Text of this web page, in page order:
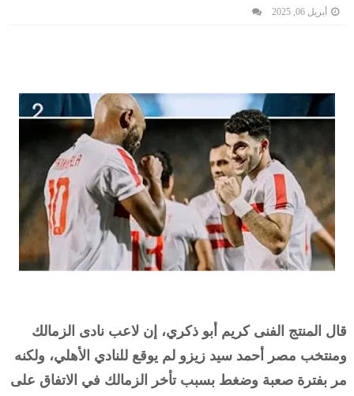
أبريل 06, 2025
قال المنتج الفنى كريم أبو ذكري، إن لاعب نادى الزمالك
ومنتخب مصر أحمد سيد زيزو لم يوقع للنادي الأهلي، ولكنه
مر بفترة صعبة وضغط بسبب تأخر الزمالك في الاتفاق على